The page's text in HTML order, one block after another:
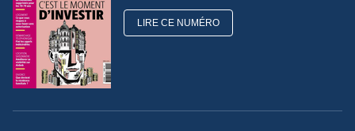
LIRE CE NUMÉRO